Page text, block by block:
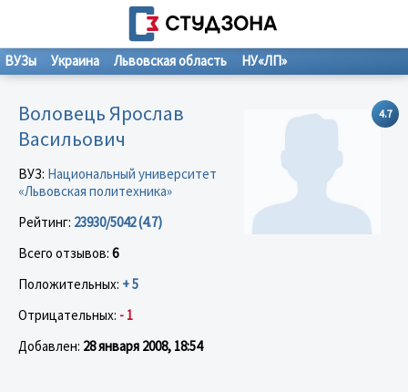
ВУЗы Украина Львовская область НУ«ЛП»
4.7
Воловець Ярослав
Васильович
ВУЗ: Национальный университет
«Львовская политехника»
Рейтинг: 23930/5042 (4.7)
Всего отзывов: 6
Положительных: + 5
Отрицательных: - 1
Добавлен: 28 января 2008, 18:54